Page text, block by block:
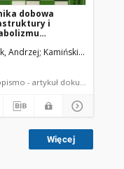
dobowa
i
Andrzej Kamiński, Marcin.
czasopismo - artykuł
Więcej